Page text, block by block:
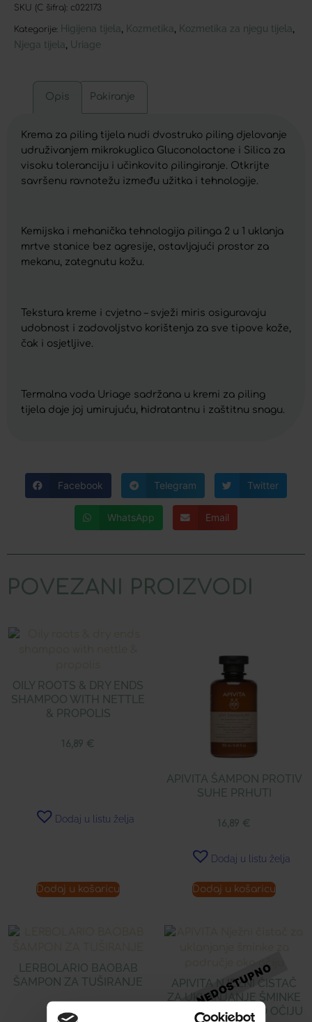
SKU (C šifra): c022173
Kategorije: Higijena tijela, Kozmetika, Kozmetika za njegu tijela,
Njega tijela, Uriage
Opis Pakiranje
Krema za piling tijela nudi dvostruko piling djelovanje
udruživanjem mikrokuglica Gluconolactone i Silica za
visoku toleranciju i učinkovito pilingiranje. Otkrijte
savršenu ravnotežu između užitka i tehnologije.
Kemijska i mehanička tehnologija pilinga 2 u 1 uklanja
mrtve stanice bez agresije, ostavljajući prostor za
mekanu, zategnutu kožu.
Tekstura kreme i cvjetno – svježi miris osiguravaju
udobnost i zadovoljstvo korištenja za sve tipove kože,
čak i osjetljive.
Termalna voda Uriage sadržana u kremi za piling
tijela daje joj umirujuću, hidratantnu i zaštitnu snagu.
Facebook Telegram Twitter
WhatsApp Email
POVEZANI PROIZVODI
OILY ROOTS & DRY ENDS
SHAMPOO WITH NETTLE
& PROPOLIS
16,89 €
Dodaj u listu želja
Dodaj u košaricu
APIVITA ŠAMPON PROTIV
SUHE PRHUTI
16,89 €
Dodaj u listu želja
Dodaj u košaricu
LERBOLARIO BAOBAB
ŠAMPON ZA TUŠIRANJE
16,55
APIVITA NJEŽNI ČISTAČ
ZA UKLANJANJE ŠMINKE
ZA PODRUČJE OKO OČIJU